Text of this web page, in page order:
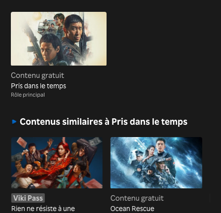
Contenu gratuit
Pris dans le temps
Rôle principal
Contenus similaires à Pris dans le temps
Viki Pass
Rien ne résiste à une
Contenu gratuit
Ocean Rescue